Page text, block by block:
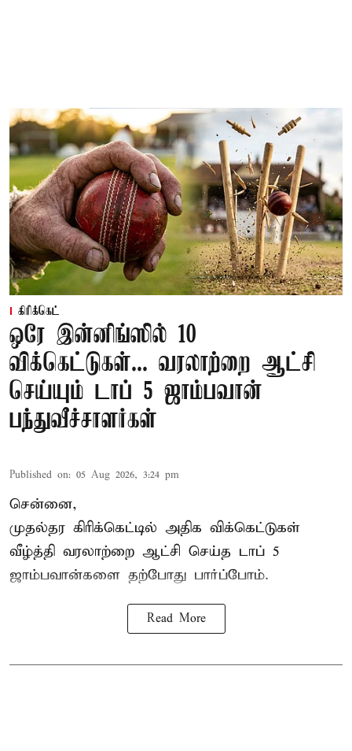
கிரிக்கெட்
ஒரே இன்னிங்ஸில் 10
விக்கெட்டுகள்... வரலாற்றை ஆட்சி
செய்யும் டாப் 5 ஜாம்பவான்
பந்துவீச்சாளர்கள்
Published on: 05 Aug 2026, 3:24 pm
சென்னை,
முதல்தர கிரிக்கெட்டில் அதிக விக்கெட்டுகள்
வீழ்த்தி வரலாற்றை ஆட்சி செய்த டாப் 5
ஜாம்பவான்களை தற்போது பார்ப்போம்.
Read More